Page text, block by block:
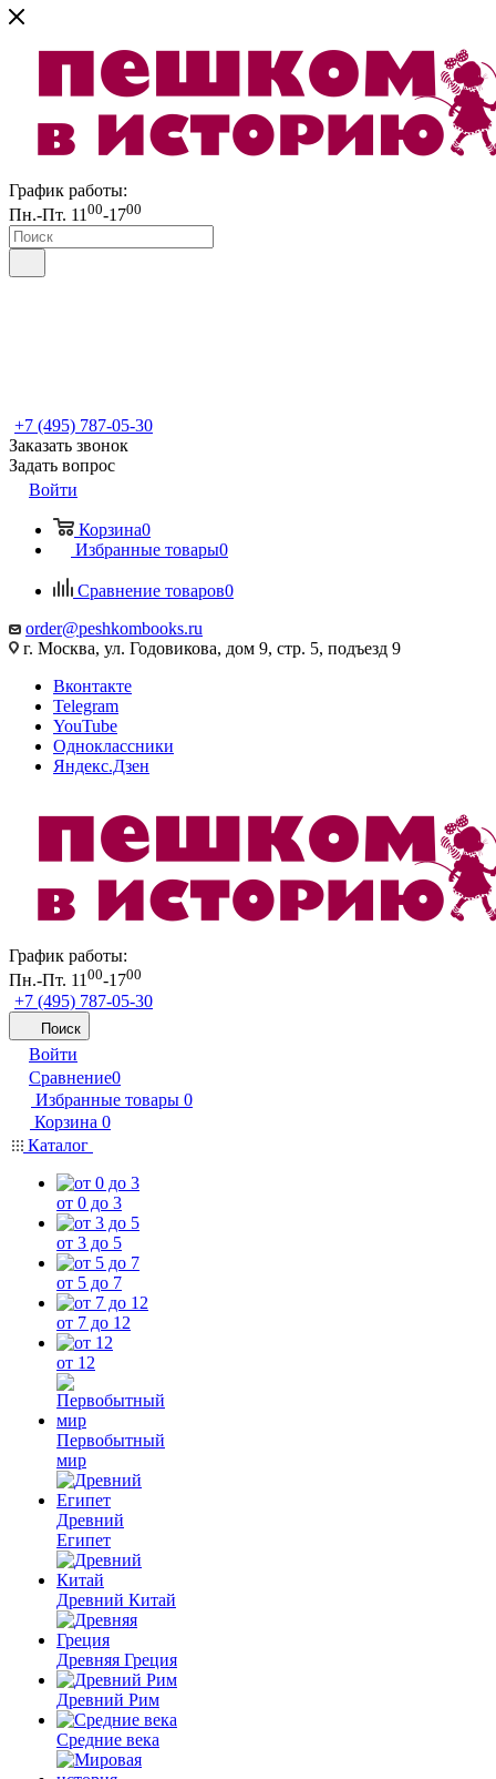
График работы:
Пн.-Пт. 11 00-1700
+7 (495) 787-05-30
Заказать звонок
Задать вопрос
Войти
Корзина0
Избранные товары0
Сравнение товаров0
order@peshkombooks.ru
г. Москва, ул. Годовикова, дом 9, стр. 5, подъезд 9
Вконтакте
Telegram
YouTube
Одноклассники
Яндекс.Дзен
График работы:
Пн.-Пт. 1100-1700
+7 (495) 787-05-30
Поиск
Войти
Сравнение0
Избранные товары 0
Корзина 0
Каталог
от 0 до 3
от 3 до 5
от 5 до 7
от 7 до 12
от 12
Первобытный
мир
Древний
Египет
Древний Китай
Древняя Греция
Древний Рим
Средние века